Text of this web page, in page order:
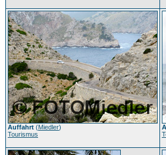
Auffahrt (Miedler)
Tourismus